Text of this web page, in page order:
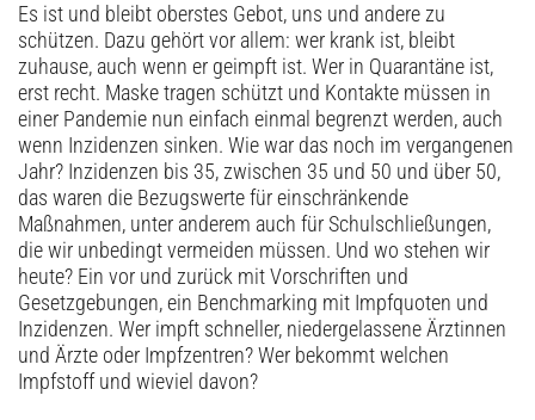
Es ist und bleibt oberstes Gebot, uns und andere zu
schützen. Dazu gehört vor allem: wer krank ist, bleibt
zuhause, auch wenn er geimpft ist. Wer in Quarantäne ist,
erst recht. Maske tragen schützt und Kontakte müssen in
einer Pandemie nun einfach einmal begrenzt werden, auch
wenn Inzidenzen sinken. Wie war das noch im vergangenen
Jahr? Inzidenzen bis 35, zwischen 35 und 50 und über 50,
das waren die Bezugswerte für einschränkende
Maßnahmen, unter anderem auch für Schulschließungen,
die wir unbedingt vermeiden müssen. Und wo stehen wir
heute? Ein vor und zurück mit Vorschriften und
Gesetzgebungen, ein Benchmarking mit Impfquoten und
Inzidenzen. Wer impft schneller, niedergelassene Ärztinnen
und Ärzte oder Impfzentren? Wer bekommt welchen
Impfstoff und wieviel davon?